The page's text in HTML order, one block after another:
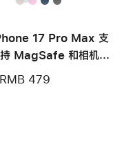
17 Pro Max 支
MagSafe 和相机控
RMB 479